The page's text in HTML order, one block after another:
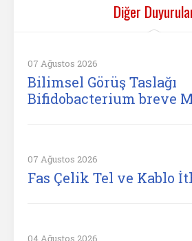
Diğer
07 Ağustos 2026
Bilimsel Görüş Taslağı
Bifidobacterium breve
07 Ağustos 2026
Fas Çelik Tel ve Kablo
04 Ağustos 2026